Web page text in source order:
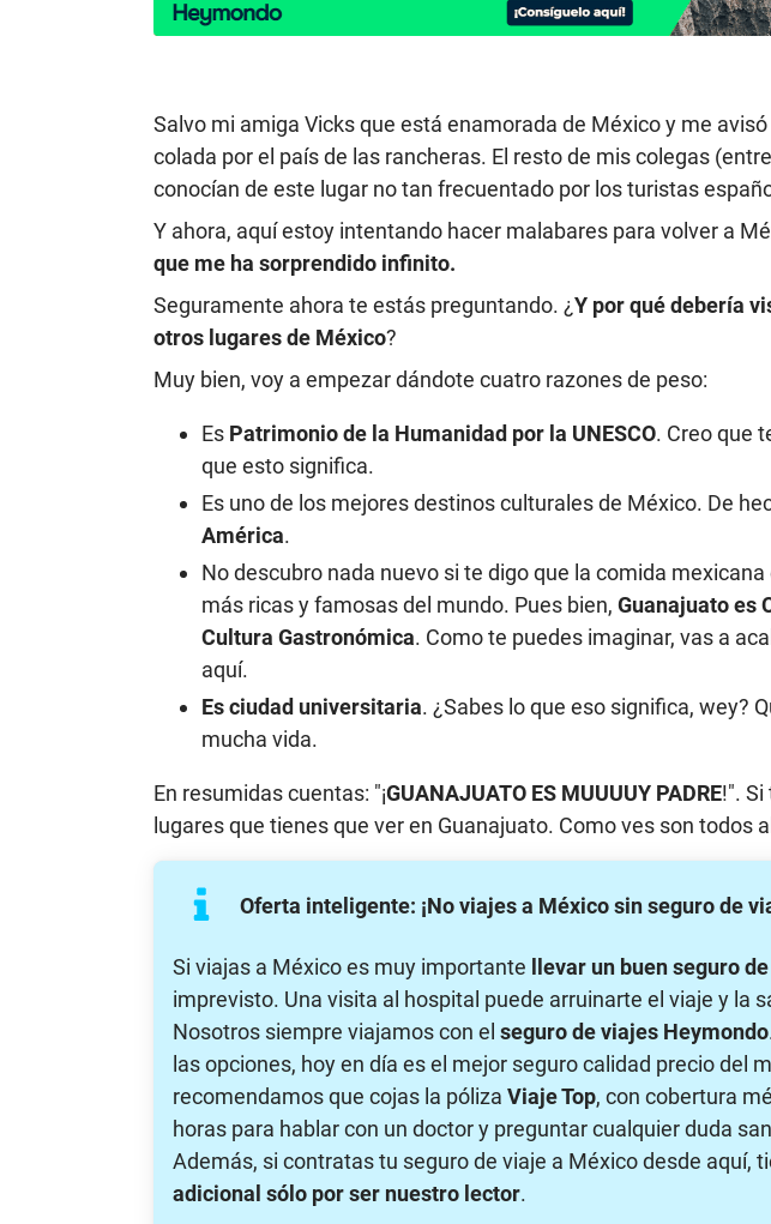
Salvo mi amiga Vicks que está enamorada de México y me
colada por el país de las rancheras. El resto de mis colegas
conocían de este lugar no tan frecuentado por los turistas
Y ahora, aquí estoy intentando hacer malabares para volver a
que me ha sorprendido infinito.
Seguramente ahora te estás preguntando. ¿Y por qué debería
otros lugares de México?
Muy bien, voy a empezar dándote cuatro razones de peso:
Es Patrimonio de la Humanidad por la UNESCO. Creo que
que esto significa.
Es uno de los mejores destinos culturales de México. De
América.
No descubro nada nuevo si te digo que la comida
más ricas y famosas del mundo. Pues bien, Guanajuato es
Cultura Gastronómica. Como te puedes imaginar, vas a
aquí.
Es ciudad universitaria. ¿Sabes lo que eso significa, wey?
mucha vida.
En resumidas cuentas: "¡GUANAJUATO ES MUUUUY PADRE!".
lugares que tienes que ver en Guanajuato. Como ves son todos
Oferta inteligente: ¡No viajes a México sin seguro de
Si viajas a México es muy importante llevar un buen seguro
imprevisto. Una visita al hospital puede arruinarte el viaje y la
Nosotros siempre viajamos con el seguro de viajes Heymondo
las opciones, hoy en día es el mejor seguro calidad precio del
recomendamos que cojas la póliza Viaje Top, con cobertura
horas para hablar con un doctor y preguntar cualquier duda
Además, si contratas tu seguro de viaje a México desde aquí,
adicional sólo por ser nuestro lector.